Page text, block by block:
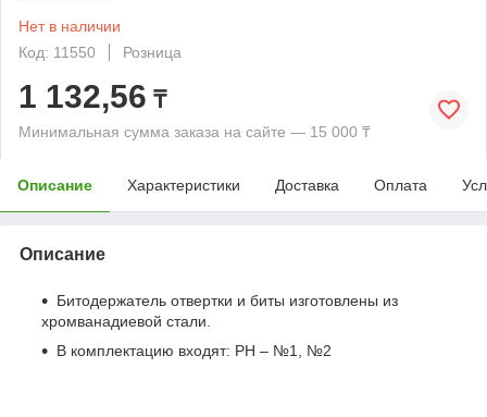
Нет в наличии
Код: 11550
Розница
1 132,56 ₸
Минимальная сумма заказа на сайте — 15 000 ₸
Описание Характеристики Доставка Оплата
Описание
Битодержатель отвертки и биты изготовлены из
хромванадиевой стали.
В комплектацию входят: PH – №1, №2